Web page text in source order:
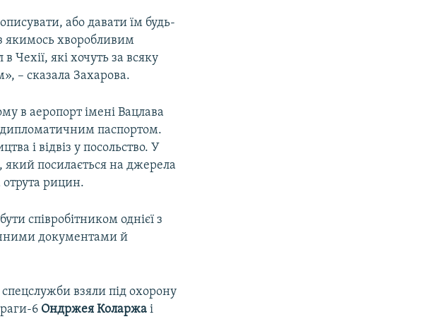
або давати їм будь-
якимось хворобливим
Чехії, які хочуть за всяку
– сказала Захарова.
в аеропорт імені Вацлава
дипломатичним паспортом.
і відвіз у посольство. У
посилається на джерела
отрута рицин.
співробітником однієї з
документами й
взяли під охорону
6 Ондржея Коларжа і